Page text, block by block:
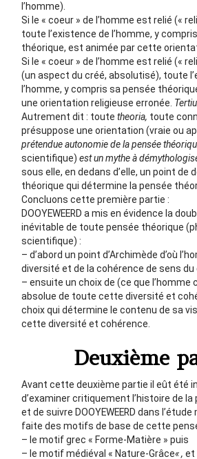
l’homme).
Si le « coeur » de l’homme est relié («
toute l’existence de l’homme, y
théorique, est animée par cette
Si le « coeur » de l’homme est relié («
(un aspect du créé, absolutisé), toute
l’homme, y compris sa pensée
une orientation religieuse erronée.
Autrement dit : toute theoria, toute
présuppose une orientation (vraie ou
prétendue autonomie de la pensée
scientifique) est un mythe à
sous elle, en dedans d’elle, un point de
théorique qui détermine la pensée
Concluons cette première partie :
DOOYEWEERD a mis en évidence la
inévitable de toute pensée théorique
scientifique) :
– d’abord un point d’Archimède d’où
diversité et de la cohérence de sens du
– ensuite un choix de (ce que l’homme
absolue de toute cette diversité et
choix qui détermine le contenu de sa
cette diversité et cohérence.
Deuxième
Avant cette deuxième partie il eût été
d’examiner critiquement l’histoire de
et de suivre DOOYEWEERD dans
faite des motifs de base de cette
– le motif grec « Forme-Matière » puis
– le motif médiéval « Nature-Grâce« , et